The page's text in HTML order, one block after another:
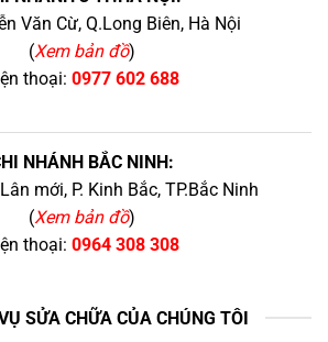
Văn Cừ, Q.Long Biên, Hà Nội
(Xem bản đồ)
thoại: 0977 602 688
NHÁNH BẮC NINH:
mới, P. Kinh Bắc, TP.Bắc Ninh
(Xem bản đồ)
thoại: 0964 308 308
SỬA CHỮA CỦA CHÚNG TÔI